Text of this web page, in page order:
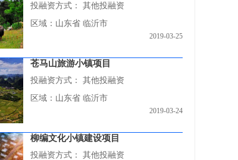
投融资方式：
其他投融资
区域：山东省 临沂市
2019-03-25
苍马山旅游小镇项目
投融资方式：
其他投融资
区域：山东省 临沂市
2019-03-24
柳编文化小镇建设项目
投融资方式：
其他投融资